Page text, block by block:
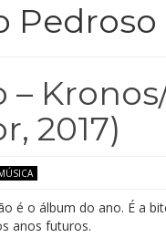
Pedroso
–
2017)
é o álbum do ano. É a
anos futuros.